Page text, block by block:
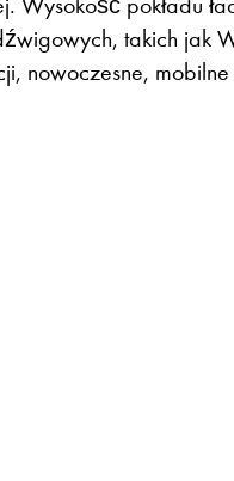
takich jak
nowoczesne,